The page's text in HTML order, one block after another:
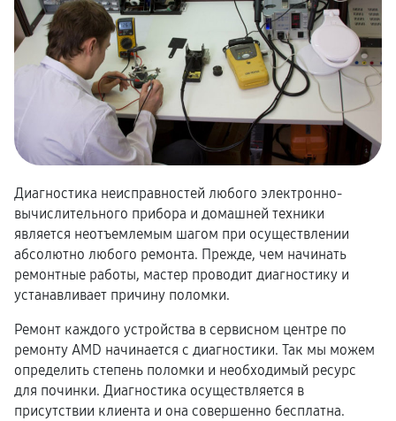
Диагностика неисправностей любого электронно-
вычислительного прибора и домашней техники
является неотъемлемым шагом при осуществлении
абсолютно любого ремонта. Прежде, чем начинать
ремонтные работы, мастер проводит диагностику и
устанавливает причину поломки.
Ремонт каждого устройства в сервисном центре по
ремонту AMD начинается с диагностики. Так мы можем
определить степень поломки и необходимый ресурс
для починки. Диагностика осуществляется в
присутствии клиента и она совершенно бесплатна.